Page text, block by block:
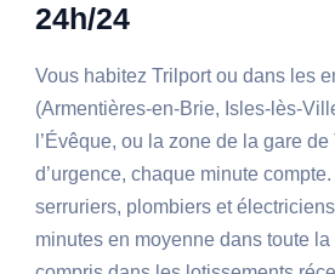
24h/24
Vous habitez Trilport ou dans les
(Armentières-en-Brie, Isles-lès-
l’Évêque, ou la zone de la gare
d’urgence, chaque minute
serruriers, plombiers et
minutes en moyenne dans toute